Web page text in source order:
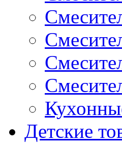
Детские